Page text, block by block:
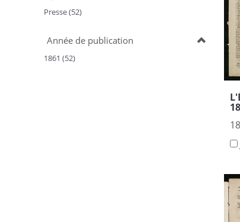
Presse (52)
Année de publication
1861 (52)